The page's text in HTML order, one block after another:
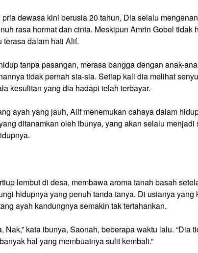
dewasa kini berusia 20 tahun, Dia selalu
rasa hormat dan cinta. Meskipun Amrin Gobel tidak
dalam hati Alif.
tanpa pasangan, merasa bangga dengan anak-
tidak pernah sia-sia. Setiap kali dia melihat
kesulitan yang dia hadapi telah terbayar.
ayah yang jauh, Alif menemukan cahaya dalam
ditanamkan oleh ibunya, yang akan selalu menjadi
lembut di desa, membawa aroma tanah basah
hidupnya yang penuh tanda tanya. Di usianya yang
ayah kandungnya semakin tak tertahankan.
Nak,” kata ibunya, Saonah, beberapa waktu lalu. “Dia
hal yang membuatnya sulit kembali.”